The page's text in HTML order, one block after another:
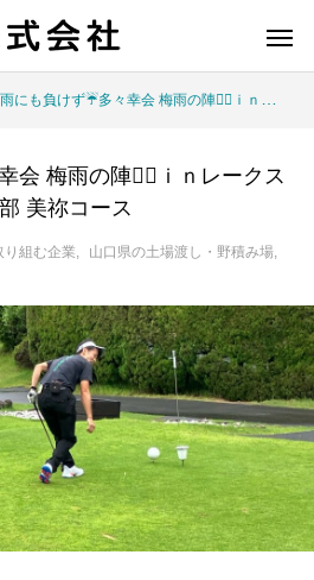
雨にも負けず☔多々幸会 梅雨の陣🏌🏽ｉｎレークスワンカントリー倶楽部 美祢コース
会 梅雨の陣🏌🏽ｉｎレークス
美祢コース
り組む企業
山口県の土場渡し・野積み場